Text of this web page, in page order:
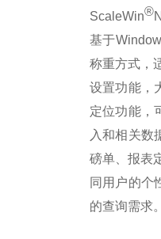
ScaleWin®
基于
称重方式，
设置功能，
定位功能，
入和相关数
磅单、报表
同用户的个
的查询需求